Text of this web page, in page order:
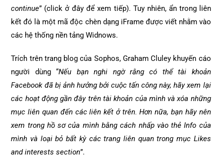
continue” (click ở đây để xem tiếp). Tuy nhiên, ẩn trong liên
kết đó là một mã độc chèn dạng iFrame được viết nhằm vào
các hệ thống nền tảng Widnows.
Trích trên trang blog của Sophos, Graham Cluley khuyến cáo
người dùng “Nếu bạn nghi ngờ rằng có thể tài khoản
Facebook đã bị ảnh hưởng bởi cuộc tấn công này, hãy xem lại
các hoạt động gần đây trên tài khoản của mình và xóa những
mục liên quan đến các liên kết ở trên. Hơn nữa, bạn hãy nên
xem trong hồ sơ của mình bằng cách nhấp vào thẻ Info của
mình và loại bỏ bất kỳ các trang liên quan trong mục Likes
and interests section”.